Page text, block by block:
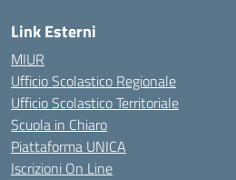
Link Esterni
MIUR
Ufficio Scolastico Regionale
Ufficio Scolastico Territoriale
Scuola in Chiaro
Piattaforma UNICA
Iscrizioni On Line